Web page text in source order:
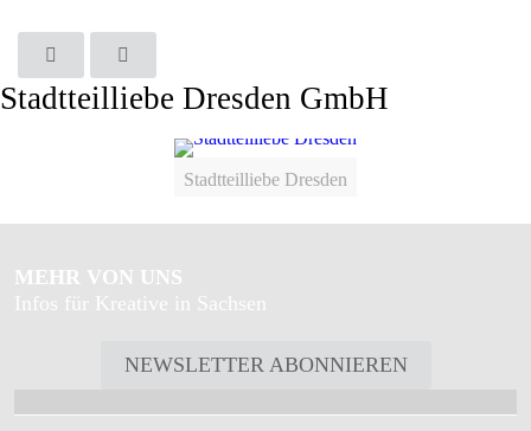
Stadtteilliebe Dresden GmbH
Stadtteilliebe Dresden
MEHR VON UNS
Infos für Kreative in Sachsen
NEWSLETTER ABONNIEREN